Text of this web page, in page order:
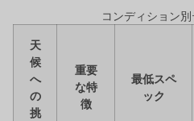
コンディション
天
候
へ
の
挑
重要
な特
徴
最低スペ
ック